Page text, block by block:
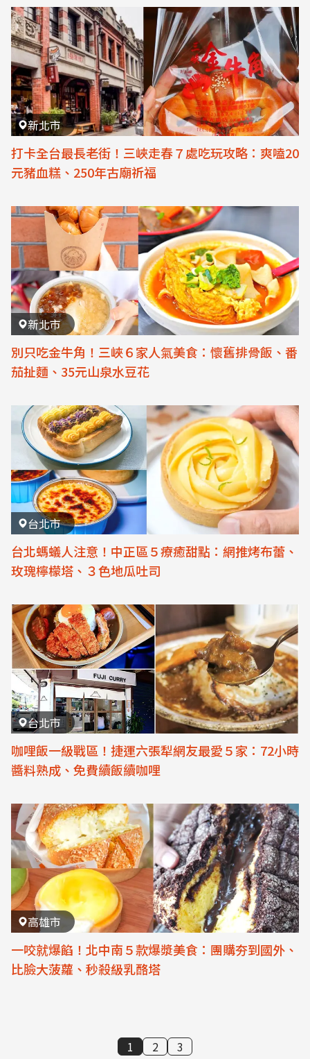
新北市
打卡全台最長老街！三峽走春７處吃玩攻略：爽嗑20
元豬血糕、250年古廟祈福
新北市
別只吃金牛角！三峽６家人氣美食：懷舊排骨飯、番
茄扯麵、35元山泉水豆花
台北市
台北螞蟻人注意！中正區５療癒甜點：網推烤布蕾、
玫瑰檸檬塔、３色地瓜吐司
台北市
咖哩飯一級戰區！捷運六張犁網友最愛５家：72小時
醬料熟成、免費續飯續咖哩
高雄市
一咬就爆餡！北中南５款爆漿美食：團購夯到國外、
比臉大菠蘿、秒殺級乳酪塔
1 2 3